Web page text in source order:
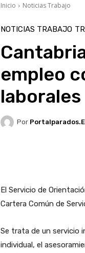
Inicio Noticias Trabajo
NOTICIAS TRABAJO
empleo
laborales
Por
El Servicio de
Cartera Común de
Se trata de un servicio
individual, el